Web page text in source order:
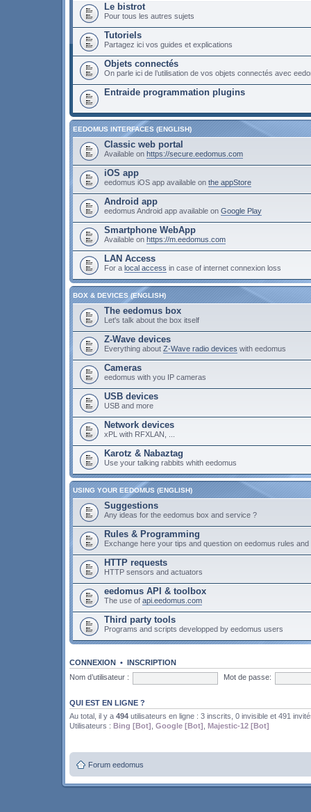
Le bistrot
Pour tous les autres sujets
Tutoriels
Partagez ici vos guides et explications
Objets connectés
On parle ici de l’utilisation de vos objets connectés avec
Entraide programmation plugins
EEDOMUS INTERFACES (ENGLISH)
Classic web portal
Available on https://secure.eedomus.com
iOS app
eedomus iOS app available on the appStore
Android app
eedomus Android app available on Google Play
Smartphone WebApp
Available on https://m.eedomus.com
LAN Access
For a local access in case of internet connexion loss
BOX & DEVICES (ENGLISH)
The eedomus box
Let's talk about the box itself
Z-Wave devices
Everything about Z-Wave radio devices with eedomus
Cameras
eedomus with you IP cameras
USB devices
USB and more
Network devices
xPL with RFXLAN, ...
Karotz & Nabaztag
Use your talking rabbits whith eedomus
USING YOUR EEDOMUS (ENGLISH)
Suggestions
Any ideas for the eedomus box and service ?
Rules & Programming
Exchange here your tips and question on eedomus rules and
HTTP requests
HTTP sensors and actuators
eedomus API & toolbox
The use of api.eedomus.com
Third party tools
Programs and scripts developped by eedomus users
CONNEXION • INSCRIPTION
Nom d’utilisateur :
Mot de passe:
QUI EST EN LIGNE ?
Au total, il y a 494 utilisateurs en ligne : 3 inscrits, 0 invisible et 491
Utilisateurs : Bing [Bot] Google [Bot] Majestic-12 [Bot]
Forum eedomus